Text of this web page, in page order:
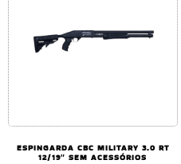
ESPINGARDA CBC MILITARY 3.0 RT
12/19″ SEM ACESSÓRIOS